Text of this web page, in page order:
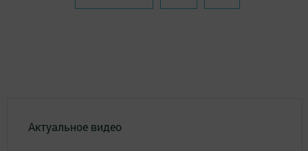
Актуальное видео